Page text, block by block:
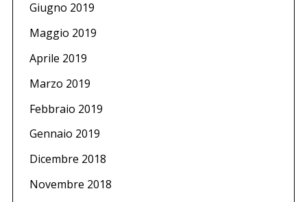
Giugno 2019
Maggio 2019
Aprile 2019
Marzo 2019
Febbraio 2019
Gennaio 2019
Dicembre 2018
Novembre 2018